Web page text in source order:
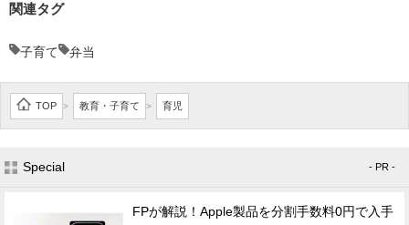
関連タグ
子育て 弁当
TOP > 教育・子育て > 育児
Special - PR -
FPが解説！Apple製品を分割手数料0円で入手